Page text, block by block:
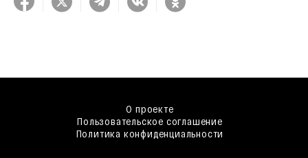
О проекте
Пользовательское соглашение
Политика конфиденциальности